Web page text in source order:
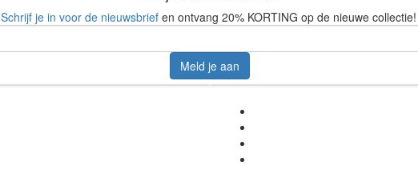
Schrijf je in voor de nieuwsbriefen ontvang 20% KORTING op de nieuwe collectie!
Meld je aan